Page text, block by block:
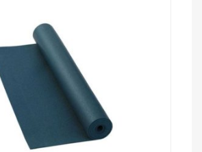
ПРИДБАТИ
Add to Wishlist